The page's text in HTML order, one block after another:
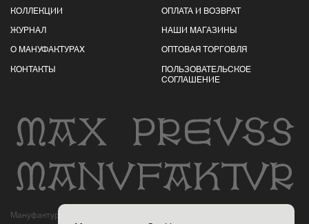
КОЛЛЕКЦИИ
ЖУРНАЛ
О МАНУФАКТУРАХ
КОНТАКТЫ
ОПЛАТА И ВОЗВРАТ
НАШИ МАГАЗИНЫ
ОПТОВАЯ ТОРГОВЛЯ
ПОЛЬЗОВАТЕЛЬСКОЕ
СОГЛАШЕНИЕ
Мануфактуры Макса Пройса